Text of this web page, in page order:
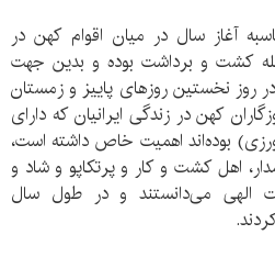
آغاز سال در میان اقوام كهن در
كشت و برداشت بوده و بدین جهت
روز نخستین روزهای پاییز و زمستان
كهن در زندگی ایرانیان كه دارای
بوده‌اند اهمیت خاص داشته است،
اهل كشت و كار و پرتكاپو و شاد و
الهی می‌دانستند و در طول سال